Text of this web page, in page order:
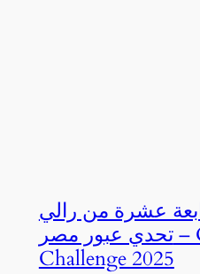
عشرة من رالي
تحدي عبور مصر – Cross Egypt
Challenge 2025